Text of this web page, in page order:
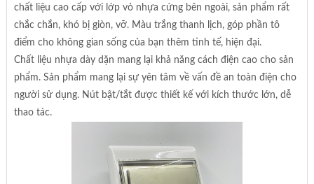
chất liệu cao cấp với lớp vỏ nhựa cứng bên ngoài, sản phẩm rất
chắc chắn, khó bị giòn, vỡ. Màu trắng thanh lịch, góp phần tô
điểm cho không gian sống của bạn thêm tinh tế, hiện đại.
Chất liệu nhựa dày dặn mang lại khả năng cách điện cao cho sản
phẩm. Sản phẩm mang lại sự yên tâm về vấn đề an toàn điện cho
người sử dụng. Nút bật/tắt được thiết kế với kích thước lớn, dễ
thao tác.